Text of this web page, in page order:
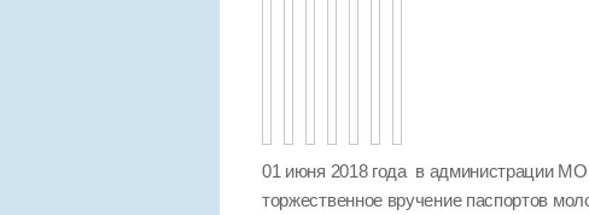
01 июня 2018 года в администрации
торжественное вручение паспортов